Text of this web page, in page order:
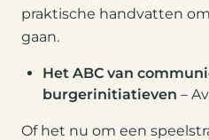
praktische handvatten
gaan.
Het ABC van
burgerinitiatieven –
Of het nu om een